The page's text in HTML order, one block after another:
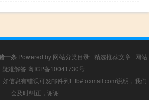
一条 Powered by 网站分类目录 | 精选推荐文章 | 网站
疑难解答 粤ICP备10041730号
信息有错误可发邮件到f_fb#foxmail.com说明，我们
会及时纠正，谢谢